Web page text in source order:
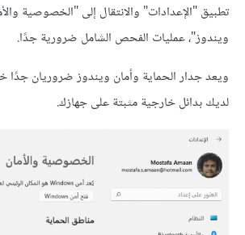
تطبيق "الإعدادات" والانتقال إلى "الخصوصية
ويندوز"، عمليات الفحص الشامل ضرورية جدًا.
ويعد جدار الحماية وأمان ويندوز ضروريان
لديك بدائل خارجية مثبتة على جهازك.